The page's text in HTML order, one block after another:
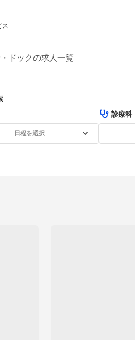
ドックの求人一覧
日程を選択
診療科